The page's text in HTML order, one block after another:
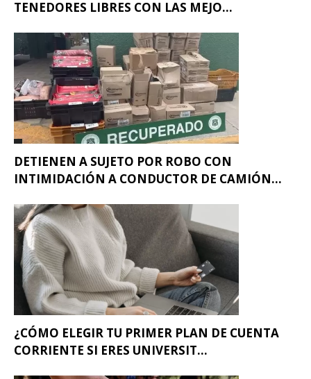
TENEDORES LIBRES CON LAS MEJO...
DETIENEN A SUJETO POR ROBO CON
INTIMIDACIÓN A CONDUCTOR DE CAMIÓN...
¿CÓMO ELEGIR TU PRIMER PLAN DE CUENTA
CORRIENTE SI ERES UNIVERSIT...